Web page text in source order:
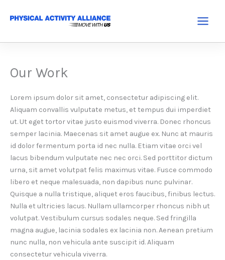
Our Work
Lorem ipsum dolor sit amet, consectetur adipiscing elit.
Aliquam convallis vulputate metus, et tempus dui imperdiet
ut. Ut eget tortor vitae justo euismod viverra. Donec rhoncus
semper lacinia. Maecenas sit amet augue ex. Nunc at mauris
id dolor fermentum porta id nec nulla. Etiam vitae orci vel
lacus bibendum vulputate nec nec orci. Sed porttitor dictum
urna, sit amet volutpat felis maximus vitae. Fusce commodo
libero et neque malesuada, non dapibus nunc pulvinar.
Quisque a nulla tristique, aliquet eros faucibus, finibus lectus.
Nulla et ultricies lacus. Nullam ullamcorper rhoncus nibh ut
volutpat. Vestibulum cursus sodales neque. Sed fringilla
magna augue, lacinia sodales ex lacinia non. Aenean pretium
nunc nulla, non vehicula ante suscipit id. Aliquam
consectetur vehicula viverra.